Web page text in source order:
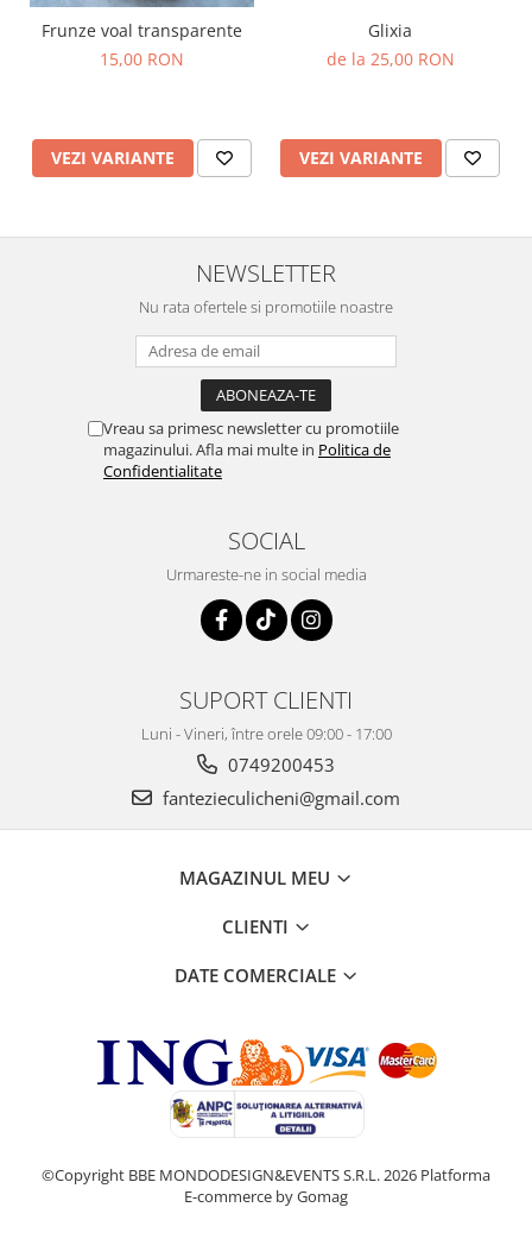
Frunze voal transparente
15,00 RON
VEZI VARIANTE
Glixia
de la 25,00 RON
VEZI VARIANTE
NEWSLETTER
Nu rata ofertele si promotiile noastre
Vreau sa primesc newsletter cu promotiile
magazinului. Afla mai multe in Politica de
Confidentialitate
SOCIAL
Urmareste-ne in social media
SUPORT CLIENTI
Luni - Vineri, între orele 09:00 - 17:00
0749200453
fantezieculicheni@gmail.com
MAGAZINUL MEU
CLIENTI
DATE COMERCIALE
©Copyright BBE MONDODESIGN&EVENTS S.R.L. 2026 Platforma
E-commerce by Gomag